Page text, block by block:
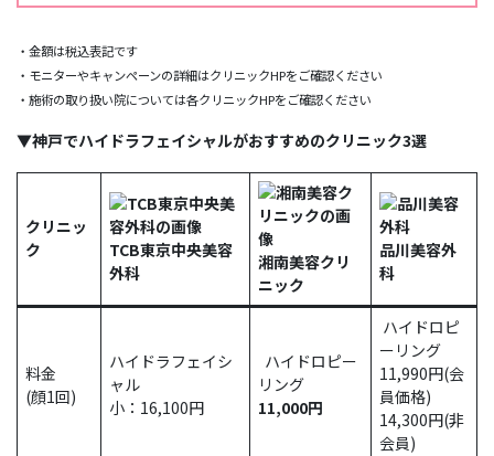
・金額は税込表記です
・モニターやキャンペーンの詳細はクリニックHPをご確認ください
・施術の取り扱い院については各クリニックHPをご確認ください
▼神戸でハイドラフェイシャルがおすすめのクリニック3選
クリニッ
ク
TCB東京中央美容
外科
湘南美容クリ
ニック
品川美容外
科
料金
(顔1回)
ハイドラフェイシ
ャル
小：16,100円
ハイドロピー
リング
11,000円
ハイドロピ
ーリング
11,990円(会
員価格)
14,300円(非
会員)